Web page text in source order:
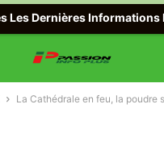
La Cathédrale en feu, la poudre
Dernières Informations